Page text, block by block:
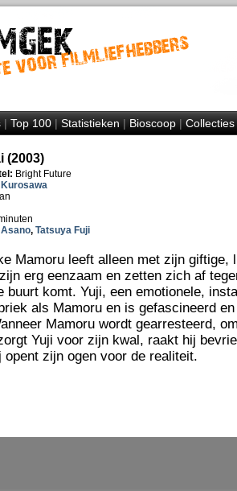
|Top 100|Statistieken|Bioscoop|Collecties
(2003)
Bright Future
, Tatsuya Fuji
Mamoru leeft alleen met zijn giftige,
erg eenzaam en zetten zich af
buurt komt. Yuji, een emotionele,
als Mamoru en is gefascineerd
Mamoru wordt gearresteerd,
Yuji voor zijn kwal, raakt hij
opent zijn ogen voor de realiteit.